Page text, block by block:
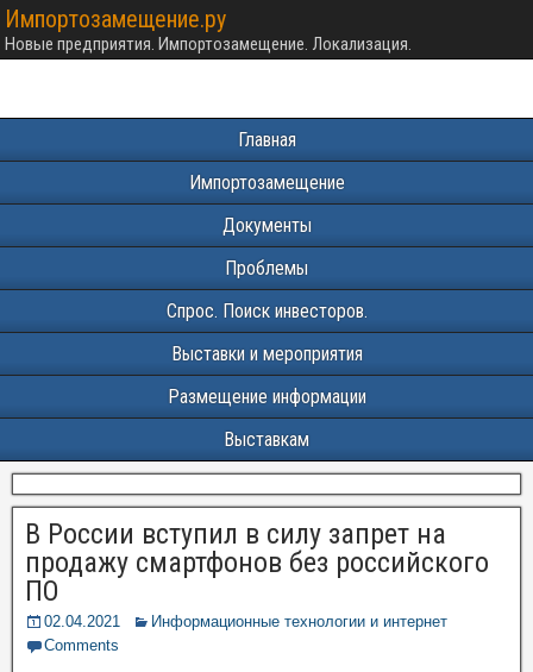
Импортозамещение.ру
Новые предприятия. Импортозамещение. Локализация.
Главная
Импортозамещение
Документы
Проблемы
Спрос. Поиск инвесторов.
Выставки и мероприятия
Размещение информации
Выставкам
В России вступил в силу запрет на
продажу смартфонов без российского
ПО
02.04.2021
Информационные технологии и интернет
Comments